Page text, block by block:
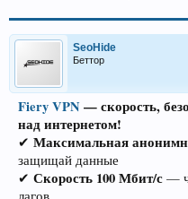
SeoHide
Беттор
Fiery VPN— скорость,
над интернетом!
✔ Максимальная
защищай данные
✔ Скорость 100 Мбит/с —